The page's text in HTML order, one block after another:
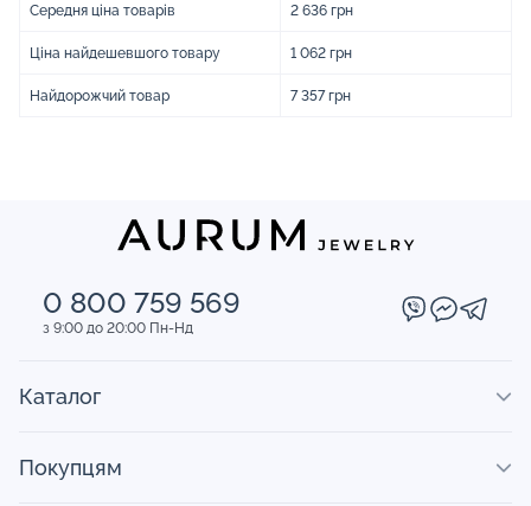
Середня ціна товарів 2 636 грн
Ціна найдешевшого товару 1 062 грн
Найдорожчий товар 7 357 грн
0 800 759 569
з 9:00 до 20:00 Пн-Нд
Каталог
Покупцям